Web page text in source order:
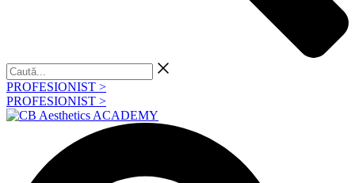
Caută...
PROFESIONIST >
PROFESIONIST >